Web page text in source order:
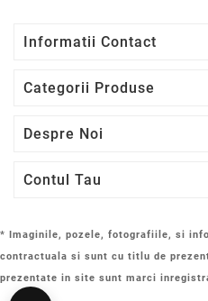
Informatii Contact
Categorii Produse
Despre Noi
Contul Tau
* Imaginile, pozele, fotografiile, si
contractuala si sunt cu titlu de
prezentate in site sunt marci